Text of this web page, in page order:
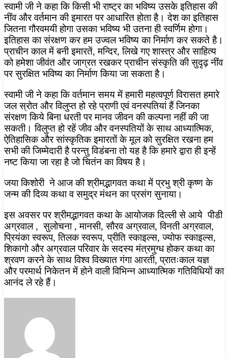
स्वामी जी ने कहा कि किसी भी राष्ट्र का भविष्य उसके इतिहास की
नींव और वर्तमान की इमारत पर आधारित होता है। देश का इतिहास
जितना गौरवमयी होगा उसका भविष्य भी उतना ही स्वर्णिम होगा।
इतिहास का संरक्षण कर हम उज्वल भविष्य का निर्माण कर सकते है।
प्राचीन काल में बनी इमारतें, मन्दिर, लिखे गए शास्त्र और साहित्य
को हमेशा जीवंत और जाग्रत रखकर प्राचीन संस्कृति की सुदृढ़ नींव
पर सुरक्षित भविष्य का निर्माण किया जा सकता है।
स्वामी जी ने कहा कि वर्तमान समय में हमारी महत्वपूर्ण विरासत हमारे
जल स्रोत और विलुप्त हो रहे प्राणी एवं वनस्पतियां हैं जिनका
संरक्षण किये बिना धरती पर मानव जीवन की कल्पना नहीं की जा
सकती। विलुप्त हो रहें जीव और वनस्पतियों के साथ आध्यात्मिक,
ऐतिहासिक और सांस्कृतिक इमारतों के मूल को सुरक्षित रखना हम
सभी की जिम्मेदारी है परन्तु विडंबना तो यह है कि हमारे द्वारा ही इन्हें
नष्ट किया जा रहा है जो चितंन का विषय है।
जया किशोरी ने आज की श्रीमद्भागवत कथा में प्रभु श्री कृष्ण के
जन्म की दिव्य कथा व समुद्र मंथन का प्रसंग सुनाया।
इस अवसर पर श्रीमद्भागवत कथा के आयोजक दिल्ली से आये पीडी
अग्रवाल , सुलोचना , मानसी, सौरव अग्रवाल, विनती अग्रवाल,
प्रियंका स्वरूप, तिलक स्वरूप, प्रीति स्काइल्स, ज्योफ स्काइल्स,
शिकागो और अग्रवाल परिवार के सदस्य मंत्रमुग्ध होकर कथा का
श्रवण करने के साथ विश्व विख्यात गंगा आरती, प्रातःकाल यज्ञ
और परमार्थ निकेतन में होने वाली विभिन्न आध्यात्मिक गतिविधियों का
आनंद ले रहे हैं।